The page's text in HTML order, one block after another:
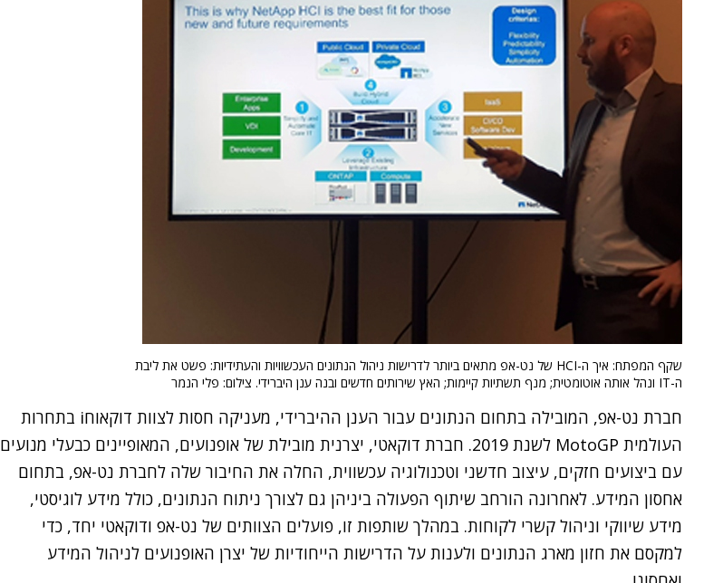
שקף המפתח: איך ה-HCI של נט-אפ מתאים ביותר לדרישות ניהול הנתונים העכשוויות והעתידיות: פשט את ליבת
ה-IT ונהל אותה אוטומטית; מנף תשתיות קיימות; האץ שירותים חדשים ובנה ענן היברידי. צילום: פלי הנמר
חברת נט-אפ, המובילה בתחום הנתונים עבור הענן ההיברידי, מעניקה חסות לצוות דוקאוחi בתחרות
העולמית MotoGP לשנת 2019. חברת דוקאטי, יצרנית מובילת של אופנועים, המאופיינים כבעלי מנועים
עם ביצועים חזקים, עיצוב חדשני וטכנולוגיה עכשווית, החלה את החיבור שלה לחברת נט-אפ, בתחום
אחסון המידע. לאחרונה הורחב שיתוף הפעולה ביניהן גם לצורך ניתוח הנתונים, כולל מידע לוגיסטי,
מידע שיווקי וניהול קשרי לקוחות. במהלך שותפות זו, פועלים הצוותים של נט-אפ ודוקאטי יחד, כדי
למקסם את חזון מארג הנתונים ולענות על הדרישות הייחודיות של יצרן האופנועים לניהול המידע